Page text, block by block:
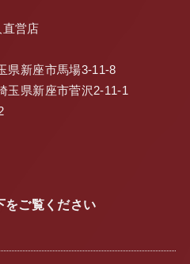
営店
県新座市馬場3-11-8
玉県新座市菅沢2-11-1
をご覧ください